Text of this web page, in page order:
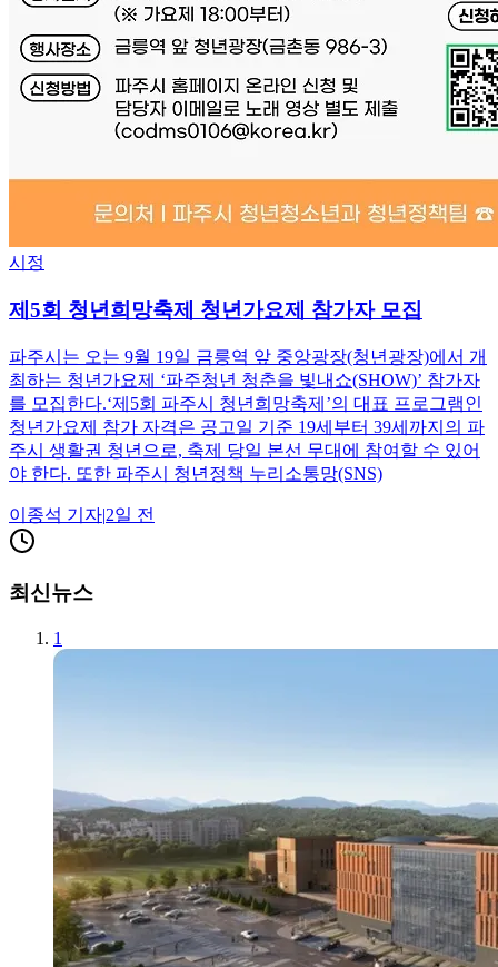
시정
제5회 청년희망축제 청년가요제 참가자 모집
파주시는 오는 9월 19일 금릉역 앞 중앙광장(청년광장)에서 개
최하는 청년가요제 ‘파주청년 청춘을 빛내쇼(SHOW)’ 참가자
를 모집한다.‘제5회 파주시 청년희망축제’의 대표 프로그램인
청년가요제 참가 자격은 공고일 기준 19세부터 39세까지의 파
주시 생활권 청년으로, 축제 당일 본선 무대에 참여할 수 있어
야 한다. 또한 파주시 청년정책 누리소통망(SNS)
이종석 기자|2일 전
최신뉴스
1